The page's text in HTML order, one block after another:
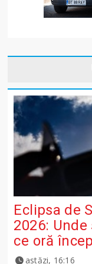
Eclipsa de
2026:
ce oră
astăzi, 16:16